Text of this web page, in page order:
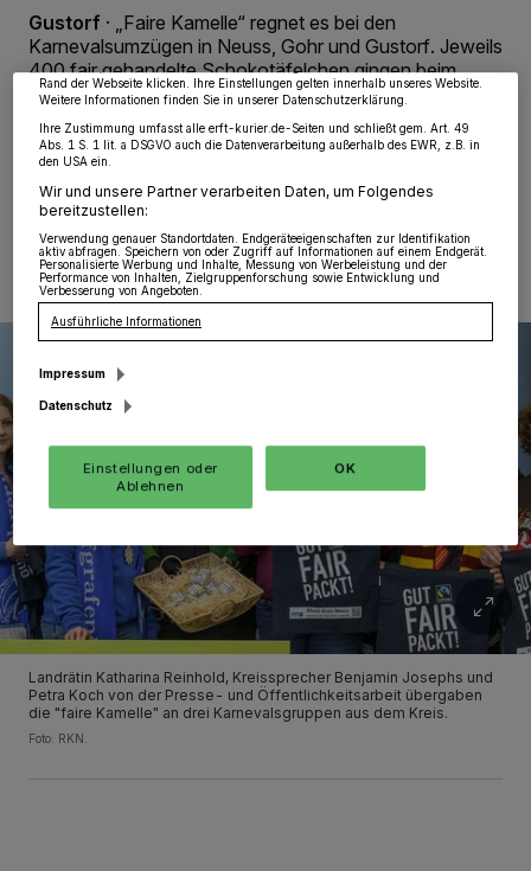
Gustorf · „Faire Kamelle“ regnet es bei den
Karnevalsumzügen in Neuss, Gohr und Gustorf. Jeweils
400 fair gehandelte Schokotäfelchen gingen beim
„Social Media“-Gewinnspiel des Rhein-Kreises an drei
Karnevalsgruppen im Kreis.
29.01.2026 , 15:06 Uhr
Landrätin Katharina Reinhold, Kreissprecher Benjamin Josephs und
Petra Koch von der Presse- und Öffentlichkeitsarbeit übergaben
die "faire Kamelle" an drei Karnevalsgruppen aus dem Kreis.
Foto: RKN.
Zwecke. Wenn Tracker deaktiviert sind, sind manche Inhalte und Anzeigen
möglicherweise nicht mehr so relevant für Sie. Sie können dieses Menü jederzeit
wieder aufrufen, um Ihre Einstellungen zu ändern oder Ihre Einwilligung zu
widerrufen, indem Sie auf den Link Einstellungen oder Ablehnen am unteren
Rand der Webseite klicken. Ihre Einstellungen gelten innerhalb unseres Website.
Weitere Informationen finden Sie in unserer Datenschutzerklärung.
Ihre Zustimmung umfasst alle erft-kurier.de-Seiten und schließt gem. Art. 49
Abs. 1 S. 1 lit. a DSGVO auch die Datenverarbeitung außerhalb des EWR, z.B. in
den USA ein.
Wir und unsere Partner verarbeiten Daten, um Folgendes
bereitzustellen:
Verwendung genauer Standortdaten. Endgeräteeigenschaften zur Identifikation
aktiv abfragen. Speichern von oder Zugriff auf Informationen auf einem Endgerät.
Personalisierte Werbung und Inhalte, Messung von Werbeleistung und der
Performance von Inhalten, Zielgruppenforschung sowie Entwicklung und
Verbesserung von Angeboten.
Ausführliche Informationen
Impressum
Datenschutz
Einstellungen oder
Ablehnen
OK